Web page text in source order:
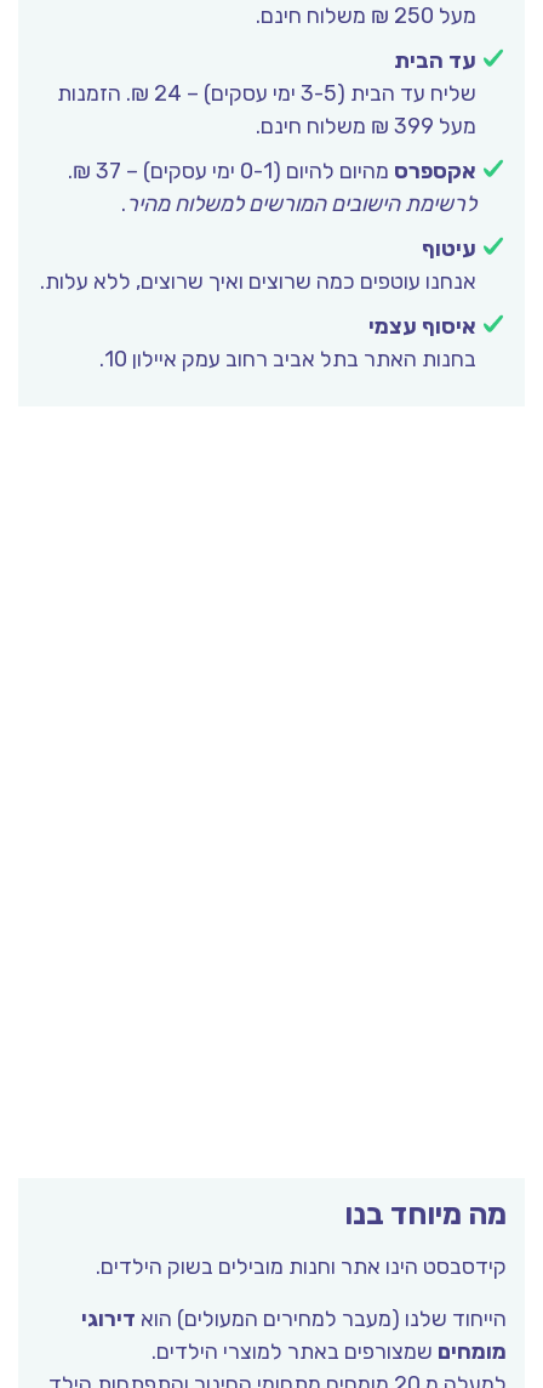
מעל 250 ₪ משלוח חינם.
עד הבית
שליח עד הבית (3-5 ימי עסקים) – 24 ₪. הזמנות
מעל 399 ₪ משלוח חינם.
אקספרס מהיום להיום (0-1 ימי עסקים) – 37 ₪.
לרשימת הישובים המורשים למשלוח מהיר.
עיטוף
אנחנו עוטפים כמה שרוצים ואיך שרוצים, ללא עלות.
איסוף עצמי
בחנות האתר בתל אביב רחוב עמק איילון 10.
מה מיוחד בנו
קידסבסט הינו אתר וחנות מובילים בשוק הילדים.
הייחוד שלנו (מעבר למחירים המעולים) הוא דירוגי
מומחים שמצורפים באתר למוצרי הילדים.